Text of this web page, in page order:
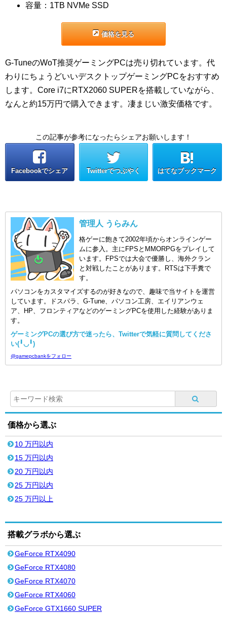
容量：1TB NVMe SSD
価格を見る
G-TuneのWoT推奨ゲーミングPCは売り切れています。代
わりにちょうどいいデスクトップゲーミングPCをおすすめ
します。Core i7にRTX2060 SUPERを搭載していながら、
なんと約15万円で購入できます。凄まじい激安価格です。
この記事が参考になったらシェアお願いします！
Facebookでシェア Twitterでつぶやく はてなブックマーク
管理人 うらみん
格ゲーに飽きて2002年頃からオンラインゲー
ムに参入。主にFPSとMMORPGをプレイして
います。FPSでは大会で優勝し、海外クラン
と対戦したことがあります。RTSは下手糞で
す。
パソコンをカスタマイズするのが好きなので、趣味で当サイトを運営
しています。ドスパラ、G-Tune、パソコン工房、エイリアンウェ
ア、HP、フロンティアなどのゲーミングPCを使用した経験がありま
す。
ゲーミングPCの選び方で迷ったら、Twitterで気軽に質問してくださ
い(╹◡╹)
@gamepcbankをフォロー
価格から選ぶ
10 万円以内
15 万円以内
20 万円以内
25 万円以内
25 万円以上
搭載グラボから選ぶ
GeForce RTX4090
GeForce RTX4080
GeForce RTX4070
GeForce RTX4060
GeForce GTX1660 SUPER